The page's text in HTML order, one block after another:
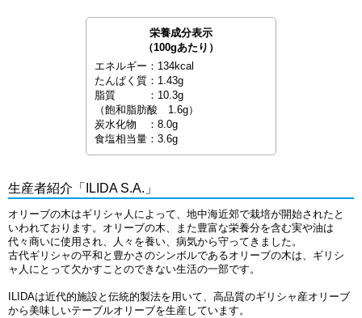
栄養成分表示
（100gあたり）
エネルギー：134kcal
たんぱく質：1.43g
脂質 ：10.3g
（飽和脂肪酸 1.6g）
炭水化物 ：8.0g
食塩相当量：3.6g
生産者紹介「ILIDA S.A.」
オリーブの木はギリシャ人によって、地中海近郊で栽培が開始されたと
いわれております。オリーブの木、また豊富な栄養分を含む実や油は
代々商いに使用され、人々を養い、病気から守ってきました。
古代ギリシャの平和と豊かさのシンボルであるオリーブの木は、ギリシ
ャ人にとって欠かすことのできない生活の一部です。
ILIDAは近代的施設と伝統的製法を用いて、高品質のギリシャ産オリーブ
から美味しいテーブルオリーブを生産しています。